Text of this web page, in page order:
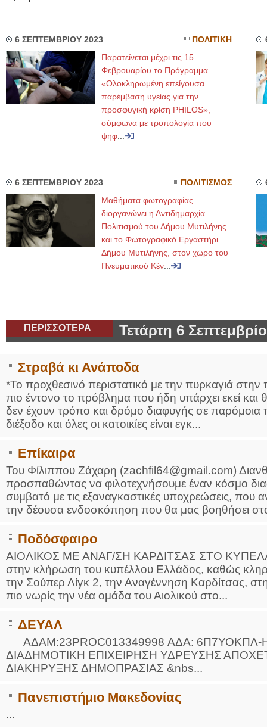
6 ΣΕΠΤΕΜΒΡΙΟΥ 2023 ΠΟΛΙΤΙΚΗ
Παρατείνεται μέχρι τις 15
Φεβρουαρίου το Πρόγραμμα
«Ολοκληρωμένη επείγουσα
παρέμβαση υγείας για την
προσφυγική κρίση PHILOS»,
σύμφωνα με τροπολογία που
ψηφ
6 ΣΕΠΤΕΜΒΡΙΟΥ 2023 ΠΟΛΙΤΙΣΜΟΣ
Μαθήματα φωτογραφίας
διοργανώνει η Αντιδημαρχία
Πολιτισμού του Δήμου Μυτιλήνης
και το Φωτογραφικό Εργαστήρι
Δήμου Μυτιλήνης, στον χώρο του
Πνευματικού Κέν
ΠΕΡΙΣΣΟΤΕΡΑ Τετάρτη 6
Στραβά κι Ανάποδα
*Το προχθεσινό περιστατικό με την πυρκαγιά
πιο έντονο το πρόβλημα που ήδη υπάρχει εκεί
δεν έχουν τρόπο και δρόμο διαφυγής σε παρόμοια
διέξοδο και όλες οι κατοικίες είναι εγκ...
Επίκαιρα
Του Φίλιππου Ζάχαρη (zachfil64@gmail.com)
προσπαθώντας να φιλοτεχνήσουμε έναν κόσμο
συμβατό με τις εξαναγκαστικές υποχρεώσεις, που
την δέουσα ενδοσκόπηση που θα μας βοηθήσει στο
Ποδόσφαιρο
ΑΙΟΛΙΚΟΣ ΜΕ ΑΝΑΓ/ΣΗ ΚΑΡΔΙΤΣΑΣ ΣΤΟ ΚΥΠΕΛΛΟ
στην κλήρωση του κυπέλλου Ελλάδος, καθώς
την Σούπερ Λίγκ 2, την Αναγέννηση Καρδίτσας,
πιο νωρίς την νέα ομάδα του Αιολικού στο...
ΔΕΥΑΛ
ΑΔΑΜ:23PROC013349998 ΑΔΑ: 6Π7ΥΟΚΠΛ-
ΔΙΑΔΗΜΟΤΙΚΗ ΕΠΙΧΕΙΡΗΣΗ ΥΔΡΕΥΣΗΣ
ΔΙΑΚΗΡΥΞΗΣ ΔΗΜΟΠΡΑΣΙΑΣ &nbs...
Πανεπιστήμιο Μακεδονίας
...